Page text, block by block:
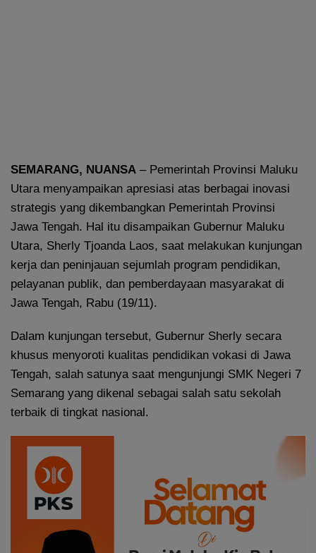
SEMARANG, NUANSA – Pemerintah Provinsi Maluku
Utara menyampaikan apresiasi atas berbagai inovasi
strategis yang dikembangkan Pemerintah Provinsi
Jawa Tengah. Hal itu disampaikan Gubernur Maluku
Utara, Sherly Tjoanda Laos, saat melakukan kunjungan
kerja dan peninjauan sejumlah program pendidikan,
pelayanan publik, dan pemberdayaan masyarakat di
Jawa Tengah, Rabu (19/11).
Dalam kunjungan tersebut, Gubernur Sherly secara
khusus menyoroti kualitas pendidikan vokasi di Jawa
Tengah, salah satunya saat mengunjungi SMK Negeri 7
Semarang yang dikenal sebagai salah satu sekolah
terbaik di tingkat nasional.